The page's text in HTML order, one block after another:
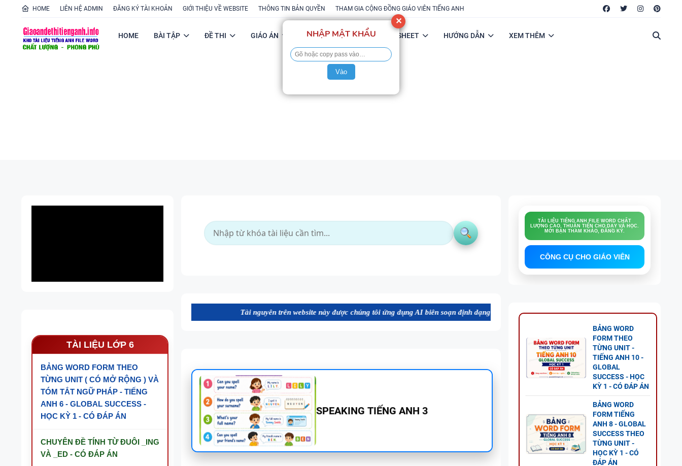
HOME LIÊN HỆ ADMIN ĐĂNG KÝ TÀI KHOẢN GIỚI THIỆU VỀ WEBSITE THÔNG TIN BẢN QUYỀN THAM GIA CỘNG ĐỒNG GIÁO VIÊN TIẾNG ANH
HOME BÀI TẬP ĐỀ THI GIÁO ÁN POWERPOINT FLASH-SHEET HƯỚNG DẪN XEM THÊM
TÀI LIỆU LỚP 6
BẢNG WORD FORM THEO
TỪNG UNIT ( CÓ MỞ RỘNG ) VÀ
TÓM TẮT NGỮ PHÁP - TIẾNG
ANH 6 - GLOBAL SUCCESS -
HỌC KỲ 1 - CÓ ĐÁP ÁN
CHUYÊN ĐỀ TÍNH TỪ ĐUÔI _ING
VÀ _ED - CÓ ĐÁP ÁN
Tài nguyên trên website này được chúng tôi ứng dụng AI biên soạn định dạng file Word chất lượng cao, thuận tiện cho dạy và học tiếng Anh. Mời bạn
SPEAKING - TIẾNG ANH 4 -
TÀI LIỆU TIẾNG ANH FILE WORD CHẤT
LƯỢNG CAO, THUẬN TIỆN CHO DẠY VÀ HỌC.
MỜI BẠN THAM KHẢO, ĐĂNG KÝ.
CÔNG CỤ CHO GIÁO VIÊN
BẢNG WORD
FORM THEO
TỪNG UNIT -
TIẾNG ANH 10 -
GLOBAL
SUCCESS - HỌC
KỲ 1 - CÓ ĐÁP ÁN
BẢNG WORD
FORM TIẾNG
ANH 8 - GLOBAL
SUCCESS THEO
TỪNG UNIT -
HỌC KỲ 1 - CÓ
ĐÁP ÁN
✕
NHẬP MẬT KHẨU
Vào